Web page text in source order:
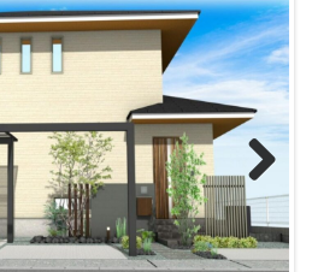
Next